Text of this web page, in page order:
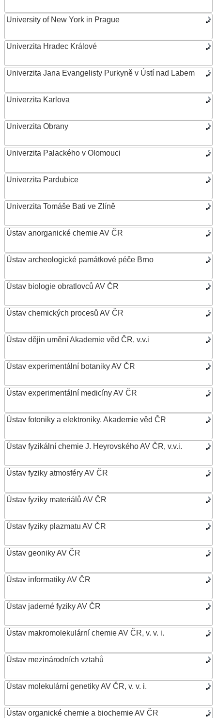
University of New York in Prague
Univerzita Hradec Králové
Univerzita Jana Evangelisty Purkyně v Ústí nad Labem
Univerzita Karlova
Univerzita Obrany
Univerzita Palackého v Olomouci
Univerzita Pardubice
Univerzita Tomáše Bati ve Zlíně
Ústav anorganické chemie AV ČR
Ústav archeologické památkové péče Brno
Ústav biologie obratlovců AV ČR
Ústav chemických procesů AV ČR
Ústav dějin umění Akademie věd ČR, v.v.i
Ústav experimentální botaniky AV ČR
Ústav experimentální medicíny AV ČR
Ústav fotoniky a elektroniky, Akademie věd ČR
Ústav fyzikální chemie J. Heyrovského AV ČR, v.v.i.
Ústav fyziky atmosféry AV ČR
Ústav fyziky materiálů AV ČR
Ústav fyziky plazmatu AV ČR
Ústav geoniky AV ČR
Ústav informatiky AV ČR
Ústav jaderné fyziky AV ČR
Ústav makromolekulární chemie AV ČR, v. v. i.
Ústav mezinárodních vztahů
Ústav molekulární genetiky AV ČR, v. v. i.
Ústav organické chemie a biochemie AV ČR